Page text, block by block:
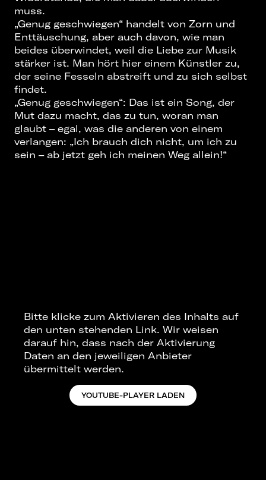
muss.
„Genug geschwiegen“ handelt von Zorn und
Enttäuschung, aber auch davon, wie man
beides überwindet, weil die Liebe zur Musik
stärker ist. Man hört hier einem Künstler zu,
der seine Fesseln abstreift und zu sich selbst
findet.
„Genug geschwiegen“: Das ist ein Song, der
Mut dazu macht, das zu tun, woran man
glaubt – egal, was die anderen von einem
verlangen: „Ich brauch dich nicht, um ich zu
sein – ab jetzt geh ich meinen Weg allein!“
Bitte klicke zum Aktivieren des Inhalts auf
den unten stehenden Link. Wir weisen
darauf hin, dass nach der Aktivierung
Daten an den jeweiligen Anbieter
übermittelt werden.
YOUTUBE-PLAYER LADEN